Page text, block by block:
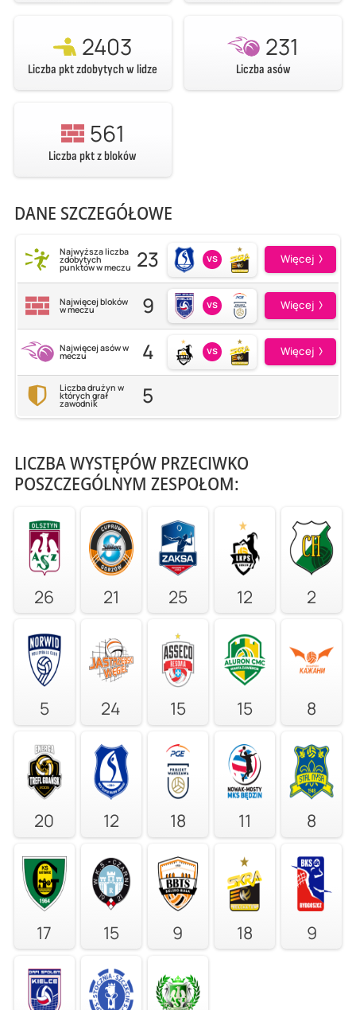
2403
Liczba pkt zdobytych w lidze
231
Liczba asów
561
Liczba pkt z bloków
DANE SZCZEGÓŁOWE
Najwyższa liczba
zdobytych
punktów w meczu 23 vs Więcej
Najwięcej bloków
w meczu 9 vs Więcej
Najwięcej asów w
meczu 4 vs Więcej
Liczba drużyn w
których grał
zawodnik 5
LICZBA WYSTĘPÓW PRZECIWKO
POSZCZEGÓLNYM ZESPOŁOM:
26 21 25 12 2
5 24 15 15 8
20 12 18 11 8
17 15 9 18 9